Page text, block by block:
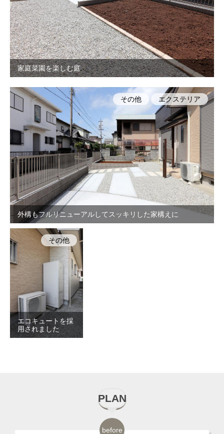
家庭菜園を楽しむ庭
外構もフルリニューアルしてスッキリした家構えに
その他 エクステリア
エコキュートを採
用されました
その他
PLAN
before